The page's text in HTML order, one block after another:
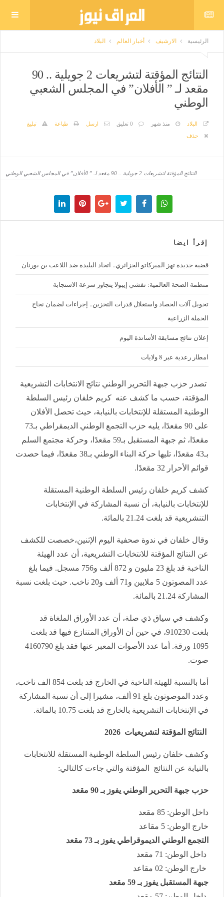
الرئيسية الارشيف أخبار العالم البلاد
النتائج المؤقتة لتشريعات 2 جويلية .. 90
مقعد لـ ” الأفلان” في المجلس الشعبي
الوطني
البلاد منذ شهر 0 تعليق ارسل طباعة
تبليغ
حذف
النتائج المؤقتة لتشريعات 2 جويلية .. 90 مقعد لـ ” الأفلان” في المجلس الشعبي الوطني
إقرأ ايضا
قضية جديدة تهز الميركاتو الجزائري.. اتحاد البليدة ضد اللاعب بن بورنان
منظمة الصحة العالمية: تفشي إيبولا يتجاوز سرعة الاستجابة
تحويل آلات الحصاد واستغلال قدرات التخزين.. إجراءات لضمان نجاح
الحملة الزراعية
إعلان نتائج مسابقة الأساتذة اليوم
امطار رعدية عبر 8 ولايات
تصدر حزب جبهة التحرير الوطني نتائج الانتخابات التشريعية
المؤقتة، حسب ما كشف عنه كريم خلفان رئيس السلطة
الوطنية المستقلة للإنتخابات بالنيابة، حيث تحصل الأفلان
على 90 مقعدًا، يليه حزب التجمع الوطني الديمقراطي بـ73
مقعدًا، ثم جبهة المستقبل بـ59 مقعدًا، وحركة مجتمع السلم
بـ43 مقعدًا، تليها حركة البناء الوطني بـ38 مقعدًا، فيما حصدت
قوائم الأحرار 32 مقعدًا.
كشف كريم خلفان رئيس السلطة الوطنية المستقلة
للإنتخابات بالنيابة، أن نسبة المشاركة في الإنتخابات
التنشريعية قد بلغت 21.24 بالمائة.
وقال خلفان في ندوة صحفية اليوم الإثنين،خصصت للكشف
عن النتائج المؤقتة للانتخابات التشريعية، أن عدد الهيئة
الناخبة قد بلغ 23 مليون و 872 ألف و756 مسجل. فيما بلغ
عدد المصوتون 5 ملايين و71 ألف و20 ناخب. حيث بلغت نسبة
المشاركة 21.24 بالمائة.
وكشف في سياق ذي صلة، أن عدد الأوراق الملغاة قد
بلغت 910230، في حين أن الأوراق المتنازع فيها قد بلغت
1095 ورقة. أما عدد الأصوات المعبر عنها فقد بلغ 4160790
صوت.
أما بالنسبة للهيئة الناخبة في الخارج قد بلغت 854 الف ناخب،
وعدد الموصوتون بلغ 91 ألف، مشيرا إلى أن نسبة المشاركة
في الإنتخابات التشريعية بالخارج قد بلغت 10.75 بالمائة.
النتائج المؤقتة لتشريعيات 2026
وكشف خلفان رئيس السلطة الوطنية المستقلة للانتخابات
بالنيابة عن النتائج المؤقتة والتي جاءت كالتالي:
حزب جبهة التحرير الوطني يفوز بـ 90 مقعد
داخل الوطن: 85 مقعد
خارج الوطن: 5 مقاعد
التجمع الوطني الديموقراطي يفوز بـ 73 مقعد
داخل الوطن: 71 مقعد
خارج الوطن: 02 مقاعد
جبهة المستقبل يفوز بـ 59 مقعد